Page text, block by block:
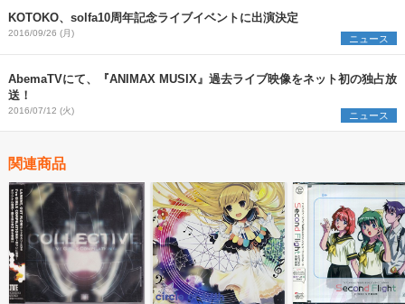
KOTOKO、solfa10周年記念ライブイベントに出演決定
2016/09/26 (月) ニュース
AbemaTVにて、『ANIMAX MUSIX』過去ライブ映像をネット初の独占放
送！
2016/07/12 (火) ニュース
関連商品